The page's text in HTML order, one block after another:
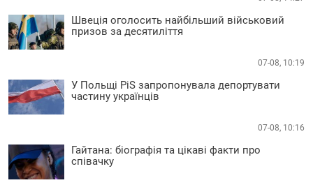
Швеція оголосить найбільший військовий
призов за десятиліття
07-08, 10:19
У Польщі PiS запропонувала депортувати
частину українців
07-08, 10:16
Гайтана: біографія та цікаві факти про
співачку